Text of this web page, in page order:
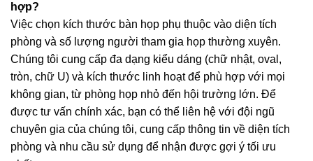
hợp?
Việc chọn kích thước bàn họp phụ thuộc vào diện tích
phòng và số lượng người tham gia họp thường xuyên.
Chúng tôi cung cấp đa dạng kiểu dáng (chữ nhật, oval,
tròn, chữ U) và kích thước linh hoạt để phù hợp với mọi
không gian, từ phòng họp nhỏ đến hội trường lớn. Để
được tư vấn chính xác, bạn có thể liên hệ với đội ngũ
chuyên gia của chúng tôi, cung cấp thông tin về diện tích
phòng và nhu cầu sử dụng để nhận được gợi ý tối ưu